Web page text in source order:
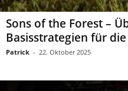
Sons of the Forest –
Basisstrategien für
Patrick - 22. Oktober 2025